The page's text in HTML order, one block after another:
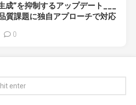
成”を抑制するアップデート___
質課題に独自アプローチで対応
0